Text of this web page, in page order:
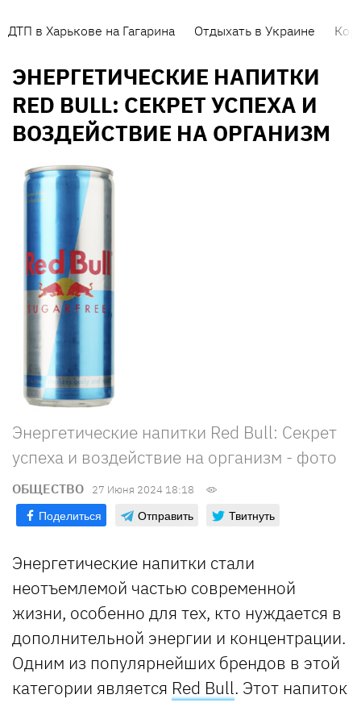
ДТП в Харькове на Гагарина Отдыхать в Украине
ЭНЕРГЕТИЧЕСКИЕ НАПИТКИ
RED BULL: СЕКРЕТ УСПЕХА И
ВОЗДЕЙСТВИЕ НА ОРГАНИЗМ
Энергетические напитки Red Bull: Секрет
успеха и воздействие на организм - фото
ОБЩЕСТВО 27 Июня 2024 18:18
Поделиться Отправить Твитнуть
Энергетические напитки стали
неотъемлемой частью современной
жизни, особенно для тех, кто нуждается в
дополнительной энергии и концентрации.
Одним из популярнейших брендов в этой
категории является Red Bull. Этот напиток